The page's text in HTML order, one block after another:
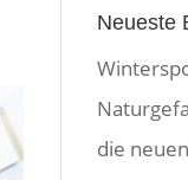
Neueste
die